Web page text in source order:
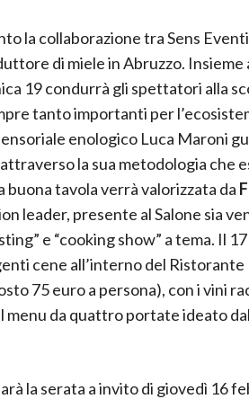
la collaborazione tra Sens Eventi
di miele in Abruzzo. Insieme
19 condurrà gli spettatori alla
tanto importanti per
enologico Luca Maroni
la sua metodologia che
tavola verrà valorizzata da
leader, presente al Salone sia
e “cooking show” a tema. Il 17
cene all’interno del Ristorante
75 euro a persona), con i vini
menu da quattro portate ideato
la serata a invito di giovedì 16